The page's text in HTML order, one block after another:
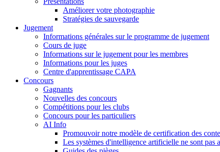
Améliorer votre photographie
Stratégies de sauvegarde
Jugement
Informations générales sur le programme de jugement
Cours de juge
Informations sur le jugement pour les membres
Informations pour les juges
Centre d'apprentissage CAPA
Concours
Gagnants
Nouvelles des concours
Compétitions pour les clubs
Concours pour les particuliers
AI Info
Promouvoir notre modèle de certification des
Les systèmes d'intelligence artificielle ne sont pas